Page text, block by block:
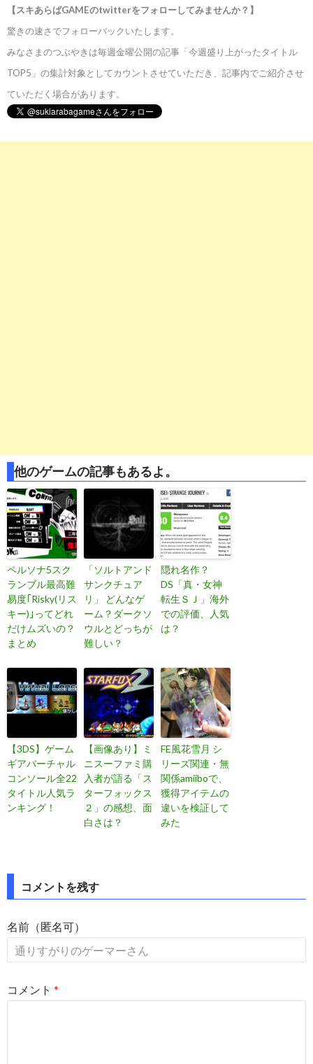
【スキあらばGAMEのtwitterをフォローしてみませんか？】
驚きの速さでフォローバックいたします。
みなさまのつぶやきは毎週金曜公開の記事「今週盛り上がったタイトル
TOP5」の集計対象としてカウントさせていただき、記事内でご紹介させ
ていただく場合があります。
他のゲームの記事もあるよ。
ペルソナ5スク
ランブル最高難
易度｢Risky(リス
キー)｣ってどれ
だけムズいの？
まとめ
「ソルトアンド
サンクチュア
リ」 どんなゲ
ーム？ダークソ
ウルとどっちが
難しい？
隠れ名作？
DS「真・女神
転生ＳＪ」海外
での評価、人気
は？
【3DS】ゲーム
ギアバーチャル
コンソール全22
タイトル人気ラ
ンキング！
【画像あり】ミ
ニスーファミ購
入者が語る「ス
ターフォックス
２」の感想、面
白さは？
FE風花雪月 シ
リーズ関連・無
関係amiiboで、
獲得アイテムの
違いを検証して
みた
投
ナ
ビ
ゲ
ー
コメントを残す
名前（匿名可）
コメント *